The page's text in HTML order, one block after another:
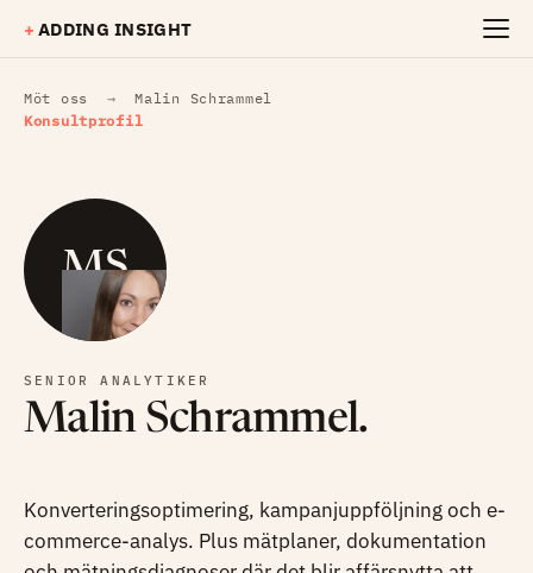
+ ADDING INSIGHT
Möt oss →
Malin Schrammel
Konsultprofil
MS
SENIOR ANALYTIKER
Malin Schrammel.
Konverteringsoptimering, kampanjuppföljning och e-
commerce-analys. Plus mätplaner, dokumentation